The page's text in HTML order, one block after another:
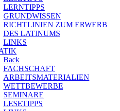
LERNTIPPS
GRUNDWISSEN
RICHTLINIEN ZUM ERWERB
DES LATINUMS
LINKS
Back
FACHSCHAFT
ARBEITSMATERIALIEN
WETTBEWERBE
SEMINARE
LESETIPPS